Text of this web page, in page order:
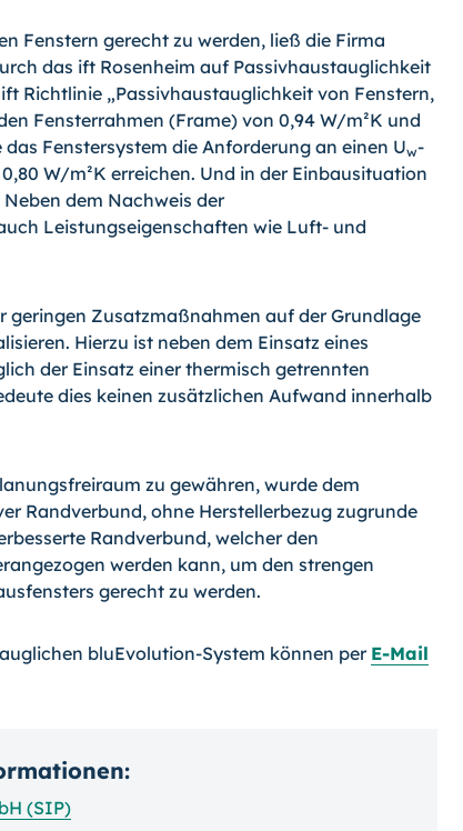
Fenstern gerecht zu werden, ließ die Firma
das ift Rosenheim auf Passivhaustauglichkeit
Richtlinie „Passivhaustauglichkeit von Fenstern,
Fensterrahmen (Frame) von 0,94 W/m²K und
Fenstersystem die Anforderung an einen Uw-
W/m²K erreichen. Und in der Einbausituation
dem Nachweis der
Leistungseigenschaften wie Luft- und
geringen Zusatzmaßnahmen auf der Grundlage
Hierzu ist neben dem Einsatz eines
der Einsatz einer thermisch getrennten
dies keinen zusätzlichen Aufwand innerhalb
zu gewähren, wurde dem
Randverbund, ohne Herstellerbezug zugrunde
Randverbund, welcher den
werden kann, um den strengen
gerecht zu werden.
bluEvolution-System können perE-Mail
(SIP)